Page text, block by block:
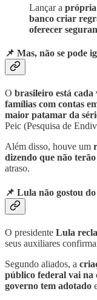
Lançar a
banco criar
oferecer
📌 Mas, não se pode
O brasileiro está cada
famílias com contas
maior patamar da
Peic (Pesquisa de
Além disso, houve um
dizendo que não
atraso.
📌 Lula não gostou
O presidente Lula
seus auxiliares
Segundo aliados, a
público federal vai na
governo tem adotado